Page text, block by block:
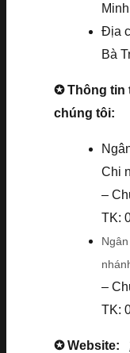
Địa
Bà
✪ Thông tin
chúng tôi:
Chi
–
TK:
–
TK:
✪ Website: